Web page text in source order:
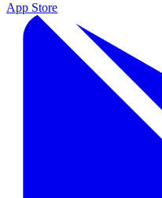
App Store